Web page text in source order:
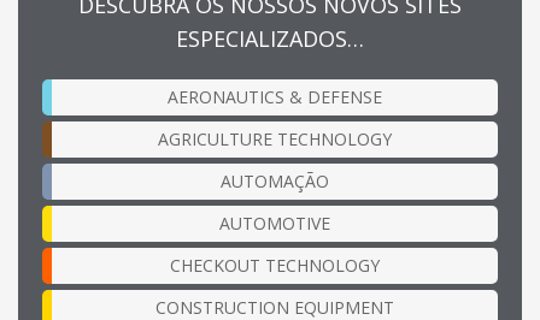
ESPECIALIZADOS…
AERONAUTICS & DEFENSE
AGRICULTURE TECHNOLOGY
AUTOMAÇÃO
AUTOMOTIVE
CHECKOUT TECHNOLOGY
CONSTRUCTION EQUIPMENT